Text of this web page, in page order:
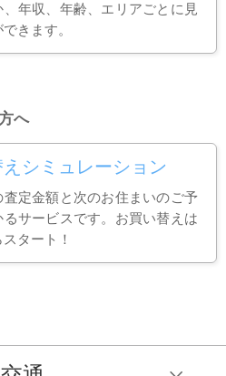
、年収、年齢、エリアごとに見
きます。
へ
えシミュレーション
査定金額と次のお住まいのご予
るサービスです。お買い替えは
タート！